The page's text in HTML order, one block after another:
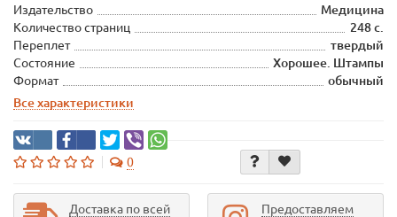
Издательство
Медицина
Количество страниц
248 с.
Переплет
твердый
Состояние
Хорошее. Штампы
Формат
обычный
Все характеристики
0
Доставка по всей
Предоставляем